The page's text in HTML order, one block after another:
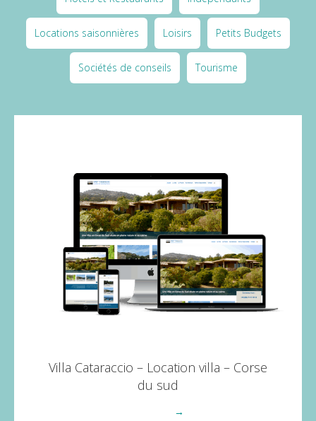
Locations saisonnières Loisirs Petits Budgets
Sociétés de conseils Tourisme
Villa Cataraccio – Location villa – Corse
du sud
→